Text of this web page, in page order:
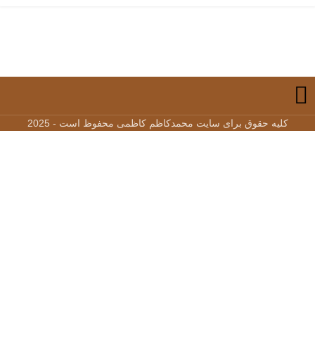
کلیه حقوق برای سایت محمدکاظم کاظمی محفوظ است - 2025